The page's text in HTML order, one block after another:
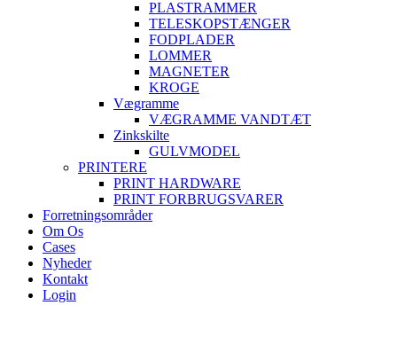
PLASTRAMMER
TELESKOPSTÆNGER
FODPLADER
LOMMER
MAGNETER
KROGE
Vægramme
VÆGRAMME VANDTÆT
Zinkskilte
GULVMODEL
PRINTERE
PRINT HARDWARE
PRINT FORBRUGSVARER
Forretningsområder
Om Os
Cases
Nyheder
Kontakt
Login